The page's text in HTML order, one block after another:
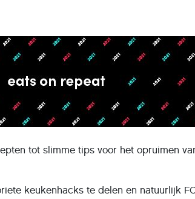
tot slimme tips voor het opruimen
keukenhacks te delen en natuurlijk